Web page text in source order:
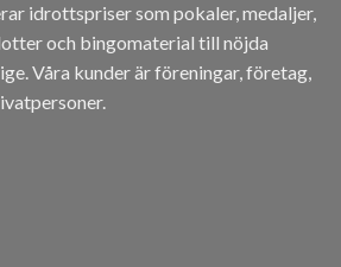
idrottspriser som pokaler, medaljer,
och bingomaterial till nöjda
Våra kunder är föreningar, företag,